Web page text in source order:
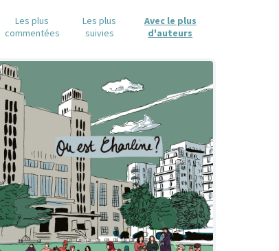
Les plus
commentées
Les plus
suivies
Avec le plus
d'auteurs